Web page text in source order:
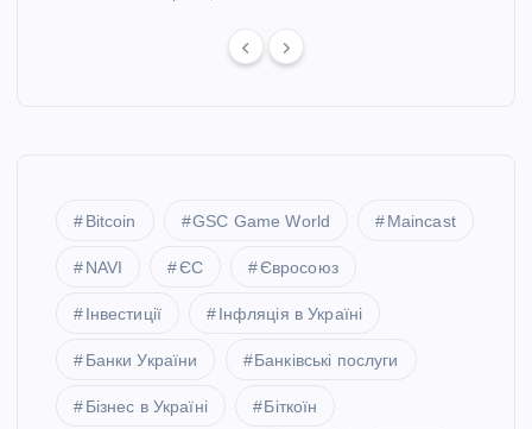
Bitcoin GSC Game World Maincast
NAVI ЄС Євросоюз
Інвестиції Інфляція в Україні
Банки України Банківські послуги
Бізнес в Україні Біткоїн